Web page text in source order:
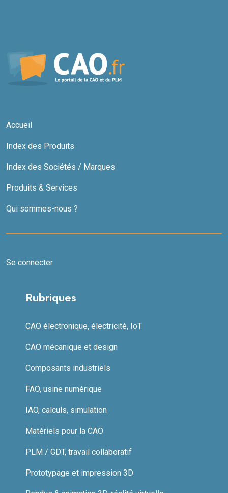
Accueil
Index des Produits
Index des Sociétés / Marques
Produits & Services
Qui sommes-nous ?
Se connecter
Rubriques
CAO électronique, électricité, IoT
CAO mécanique et design
Composants industriels
FAO, usine numérique
IAO, calculs, simulation
Matériels pour la CAO
PLM / GDT, travail collaboratif
Prototypage et impression 3D